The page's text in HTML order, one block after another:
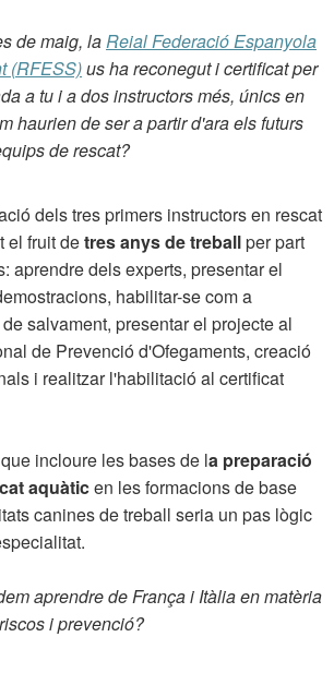
de maig, laReial Federació Espanyola
(RFESS)us ha reconegut i certificat per
a tu i a dos instructors més, únics en
haurien de ser a partir d'ara els futurs
de rescat?
dels tres primers instructors en rescat
el fruit detres anys de treballper part
aprendre dels experts, presentar el
habilitar-se com a
salvament, presentar el projecte al
de Prevenció d'Ofegaments, creació
i realitzar l'habilitació al certificat
incloure les bases de la preparació
aquàticen les formacions de base
canines de treball seria un pas lògic
aprendre de França i Itàlia en matèria
i prevenció?